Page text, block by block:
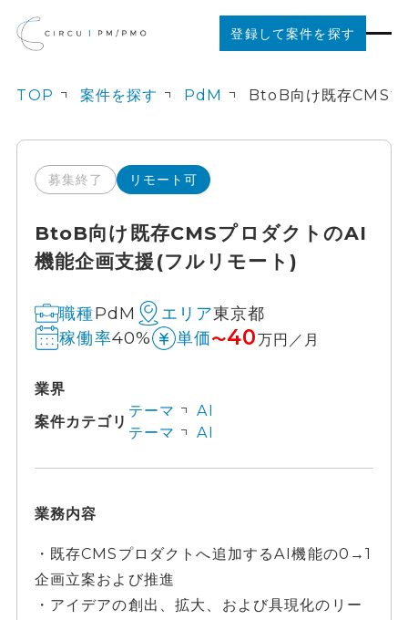
登録して案件を探す
ご利用の流れ
お役立ちコンテンツ
TOP 案件を探す PdM
募集終了 リモート可
BtoB向け既存CMSプロダクトのAI
機能企画支援(フルリモート)
職種PdM エリア東京都
稼働率40% 単価〜40万円／月
業界
案件カテゴリ
テーマ
AI
テーマ
AI
業務内容
・既存CMSプロダクトへ追加するAI機能の0→1
企画立案および推進
・アイデアの創出、拡大、および具現化のリー